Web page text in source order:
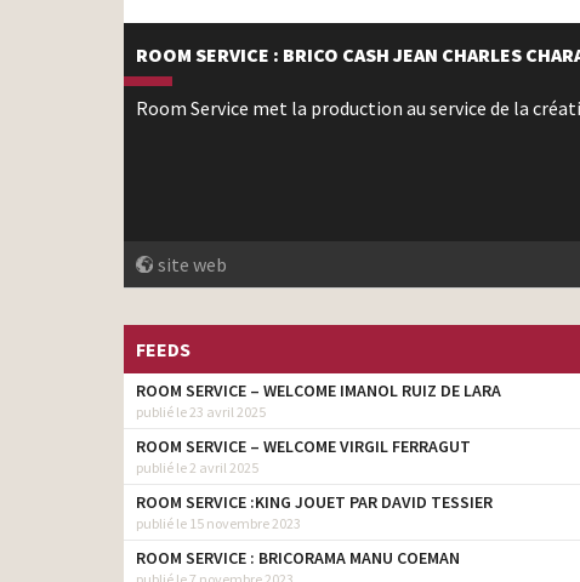
ROOM SERVICE : BRICO CASH JEAN CHARLES
Room Service met la production au service de la
site web
FEEDS
ROOM SERVICE – WELCOME IMANOL RUIZ DE LARA
publié le 23 avril 2025
ROOM SERVICE – WELCOME VIRGIL FERRAGUT
publié le 2 avril 2025
ROOM SERVICE :KING JOUET PAR DAVID TESSIER
publié le 15 novembre 2023
ROOM SERVICE : BRICORAMA MANU COEMAN